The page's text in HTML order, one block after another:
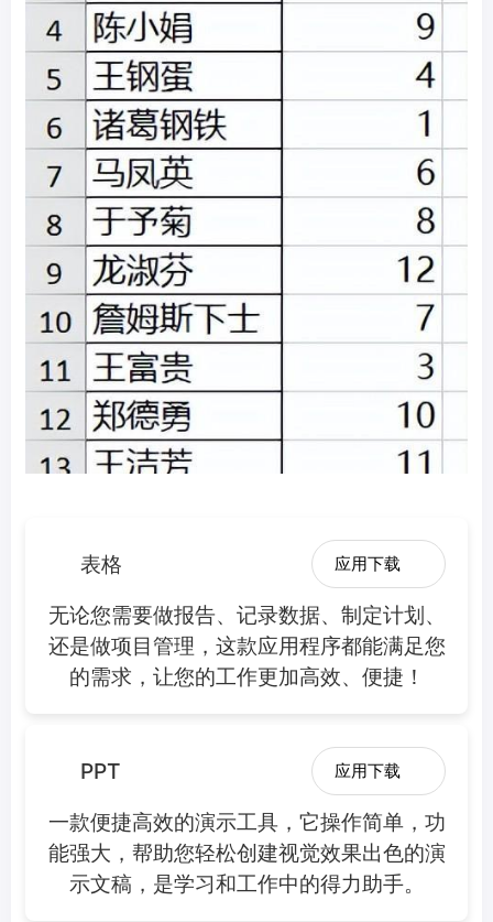
表格 应用下载
无论您需要做报告、记录数据、制定计划、
还是做项目管理，这款应用程序都能满足您
的需求，让您的工作更加高效、便捷！
PPT 应用下载
一款便捷高效的演示工具，它操作简单，功
能强大，帮助您轻松创建视觉效果出色的演
示文稿，是学习和工作中的得力助手。